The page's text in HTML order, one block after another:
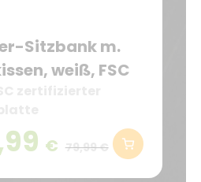
Sitzbank m.
weiß, FSC
€ 79,99 €